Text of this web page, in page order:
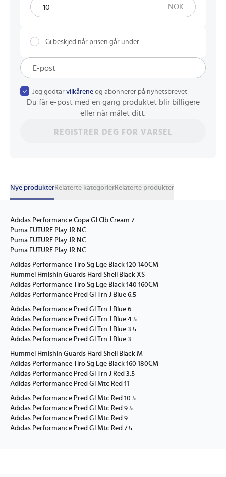
NOK
Gi beskjed når prisen går under...
Jeg godtar vilkårene og abonnerer på nyhetsbrevet
Du får e-post med en gang produktet blir billigere
eller når målet ditt.
REGISTRER DEG FOR VARSEL
Nye produkterRelaterte kategorierRelaterte produkter
Adidas Performance Copa Gl Clb Cream 7
Puma FUTURE Play JR NC
Puma FUTURE Play JR NC
Puma FUTURE Play JR NC
Adidas Performance Tiro Sg Lge Black 120 140CM
Hummel Hmlshin Guards Hard Shell Black XS
Adidas Performance Tiro Sg Lge Black 140 160CM
Adidas Performance Pred Gl Trn J Blue 6.5
Adidas Performance Pred Gl Trn J Blue 6
Adidas Performance Pred Gl Trn J Blue 4.5
Adidas Performance Pred Gl Trn J Blue 3.5
Adidas Performance Pred Gl Trn J Blue 3
Hummel Hmlshin Guards Hard Shell Black M
Adidas Performance Tiro Sg Lge Black 160 180CM
Adidas Performance Pred Gl Trn J Red 3.5
Adidas Performance Pred Gl Mtc Red 11
Adidas Performance Pred Gl Mtc Red 10.5
Adidas Performance Pred Gl Mtc Red 9.5
Adidas Performance Pred Gl Mtc Red 9
Adidas Performance Pred Gl Mtc Red 7.5